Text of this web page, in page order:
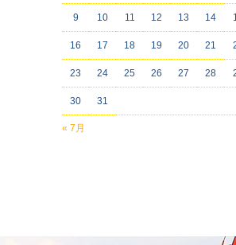
« 7月
9 10 11 12 13 14
16 17 18 19 20 21
23 24 25 26 27 28
30 31